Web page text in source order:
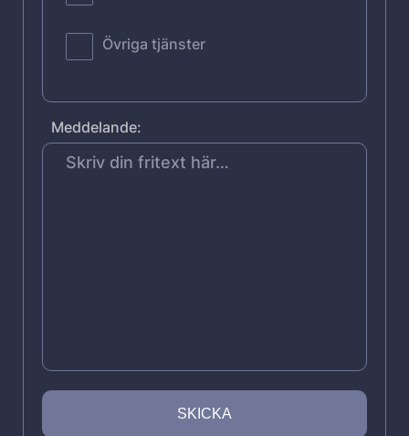
Övriga tjänster
Meddelande: